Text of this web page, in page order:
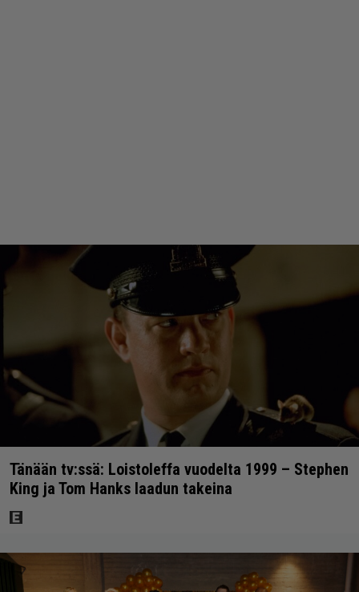
Tänään tv:ssä: Loistoleffa vuodelta 1999 – Stephen
King ja Tom Hanks laadun takeina